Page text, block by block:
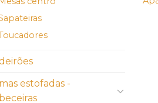
estofadas -